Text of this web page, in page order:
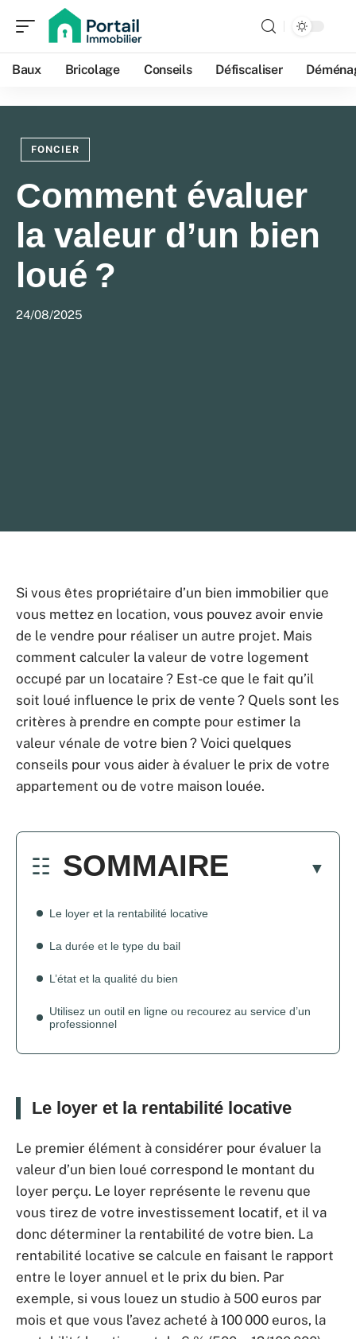
Baux Bricolage Conseils Défiscaliser
FONCIER
Comment évaluer
la valeur d’un bien
loué ?
24/08/2025
Si vous êtes propriétaire d’un bien immobilier que
vous mettez en location, vous pouvez avoir envie
de le vendre pour réaliser un autre projet. Mais
comment calculer la valeur de votre logement
occupé par un locataire ? Est-ce que le fait qu’il
soit loué influence le prix de vente ? Quels sont les
critères à prendre en compte pour estimer la
valeur vénale de votre bien ? Voici quelques
conseils pour vous aider à évaluer le prix de votre
appartement ou de votre maison louée.
SOMMAIRE
Le loyer et la rentabilité locative
La durée et le type du bail
L’état et la qualité du bien
Utilisez un outil en ligne ou recourez au service d’un
professionnel
Le loyer et la rentabilité locative
Le premier élément à considérer pour évaluer la
valeur d’un bien loué correspond le montant du
loyer perçu. Le loyer représente le revenu que
vous tirez de votre investissement locatif, et il va
donc déterminer la rentabilité de votre bien. La
rentabilité locative se calcule en faisant le rapport
entre le loyer annuel et le prix du bien. Par
exemple, si vous louez un studio à 500 euros par
mois et que vous l’avez acheté à 100 000 euros, la